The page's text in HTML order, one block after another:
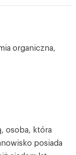
organiczna,
osoba, która
posiada